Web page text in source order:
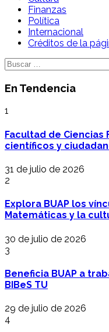
Finanzas
Política
Internacional
Créditos de la
Buscar:
En Tendencia
1
Facultad de
científicos y
31 de julio de 2026
2
Explora BUAP los
Matemáticas y la
30 de julio de 2026
3
Beneficia BUAP a
BIBeS TU
29 de julio de 2026
4